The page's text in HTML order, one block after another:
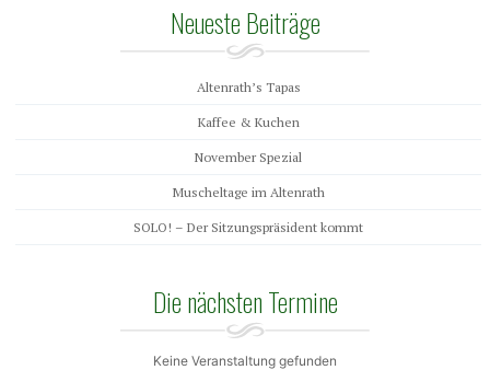
Neueste Beiträge
Altenrath’s Tapas
Kaffee & Kuchen
November Spezial
Muscheltage im Altenrath
SOLO! – Der Sitzungspräsident kommt
Die nächsten Termine
Keine Veranstaltung gefunden